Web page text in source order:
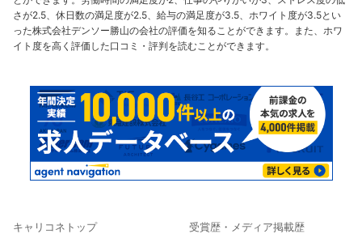
さが2.5、休日数の満足度が2.5、給与の満足度が3.5、ホワイト度が3.5とい
った株式会社デンソー勝山の会社の評価を知ることができます。また、ホワ
イト度を高く評価した口コミ・評判を読むことができます。
キャリコネトップ 受賞歴・メディア掲載歴